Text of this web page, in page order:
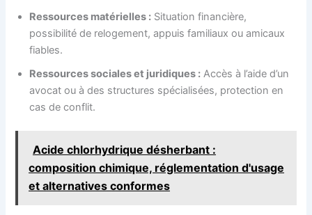
Ressources matérielles : Situation financière,
possibilité de relogement, appuis familiaux ou amicaux
fiables.
Ressources sociales et juridiques : Accès à l’aide d’un
avocat ou à des structures spécialisées, protection en
cas de conflit.
Acide chlorhydrique désherbant :
composition chimique, réglementation d'usage
et alternatives conformes